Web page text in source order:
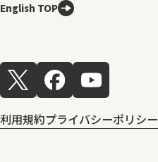
English TOP
利用規約プライバシーポリシー